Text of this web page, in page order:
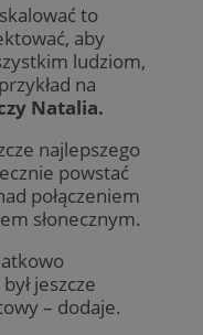
to
aby
ludziom,
na
Natalia.
najlepszego
powstać
połączeniem
słonecznym.
jeszcze
– dodaje.